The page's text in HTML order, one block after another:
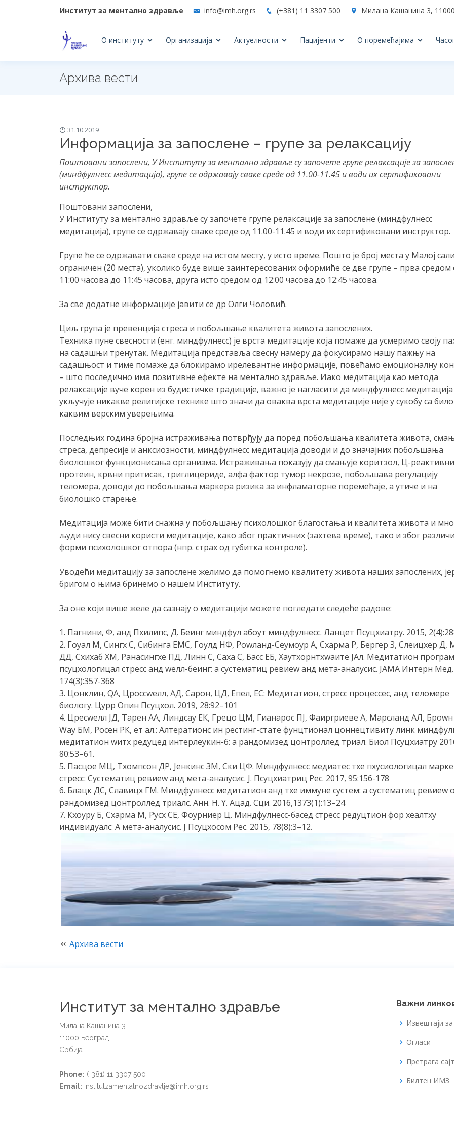
Институт за ментално здравље info@imh.org.rs (+381) 11 3307 500 Милана Кашанина 3,
О институту Организација Актуелности Пацијенти О поремећајима
Архива вести
31.10.2019
Информација за запослене – групе за релаксацију
Поштовани запослени, У Институту за ментално здравље су започете групе релаксације за
(миндфулнесс медитација), групе се одржавају сваке среде од 11.00-11.45 и води их сертификовани
инструктор.
Поштовани запослени,
У Институту за ментално здравље су започете групе релаксације за запослене (миндфулнесс
медитација), групе се одржавају сваке среде од 11.00-11.45 и води их сертификовани инструктор.
Групе ће се одржавати сваке среде на истом месту, у исто време. Пошто је број места у Малој сали
ограничен (20 места), уколико буде више заинтересованих оформиће се две групе – прва средом
11:00 часова до 11:45 часова, друга исто средом од 12:00 часова до 12:45 часова.
За све додатне информације јавити се др Олги Чоловић.
Циљ група је превенција стреса и побољшање квалитета живота запослених.
Техника пуне свесности (енг. миндфулнесс) је врста медитације која помаже да усмеримо своју
на садашњи тренутак. Медитација представља свесну намеру да фокусирамо нашу пажњу на
садашњост и тиме помаже да блокирамо ирелевантне информације, повећамо емоционалну
– што последично има позитивне ефекте на ментално здравље. Иако медитација као метода
релаксације вуче корен из будистичке традиције, важно је нагласити да миндфулнесс
укључује никакве религијске технике што значи да оваква врста медитације није у сукобу са било
каквим верским уверењима.
Последњих година бројна истраживања потврђују да поред побољшања квалитета живота,
стреса, депресије и анксиозности, миндфулнесс медитација доводи и до значајних побољшања
биолошког функционисања организма. Истраживања показују да смањује коритзол, Ц-реактивни
протеин, крвни притисак, триглицериде, алфа фактор тумор некрозе, побољшава регулацију
теломера, доводи до побољшања маркера ризика за инфламаторне поремећаје, а утиче и на
биолошко старење.
Медитација може бити снажна у побољшању психолошког благостања и квалитета живота и
људи нису свесни користи медитације, како због практичних (захтева време), тако и због
форми психолошког отпора (нпр. страх од губитка контроле).
Уводећи медитацију за запослене желимо да помогнемо квалитету живота наших запослених,
бригом о њима бринемо о нашем Институту.
За оне који више желе да сазнају о медитацији можете погледати следеће радове:
1. Пагнини, Ф, анд Пхилипс, Д. Беинг миндфул абоут миндфулнесс. Ланцет Псyцхиатрy. 2015,
2. Гоyал М, Сингх С, Сибинга ЕМС, Гоулд НФ, Роwланд-Сеyмоур А, Схарма Р, Бергер З, Слеицхер Д,
ДД, Схихаб ХМ, Ранасингхе ПД, Линн С, Саха С, Басс ЕБ, Хаyтхорнтхwаите ЈАл. Медитатион
псyцхологицал стресс анд wелл-беинг: а сyстематиц ревиеw анд мета-аналyсис. ЈАМА Интерн
174(3):357-368
3. Цонклин, QА, Цроссwелл, АД, Сарон, ЦД, Епел, ЕС: Медитатион, стресс процессес, анд теломере
биологy. Цурр Опин Псyцхол. 2019, 28:92–101
4. Цресwелл ЈД, Тарен АА, Линдсаy ЕК, Грецо ЦМ, Гианарос ПЈ, Фаиргриеве А, Марсланд АЛ, Броwн
Wаy БМ, Росен РК, ет ал.: Алтератионс ин рестинг-стате фунцтионал цоннецтивитy линк
медитатион wитх редуцед интерлеукин-6: а рандомизед цонтроллед триал. Биол Псyцхиатрy
80:53–61.
5. Пасцое МЦ, Тхомпсон ДР, Јенкинс ЗМ, Ски ЦФ. Миндфулнесс медиатес тхе пхyсиологицал
стресс: Сyстематиц ревиеw анд мета-аналyсис. Ј. Псyцхиатриц Рес. 2017, 95:156-178
6. Блацк ДС, Славицх ГМ. Миндфулнесс медитатион анд тхе иммуне сyстем: а сyстематиц ревиеw
рандомизед цонтроллед триалс. Анн. Н. Y. Ацад. Сци. 2016,1373(1):13–24
7. Кхоурy Б, Схарма М, Русх СЕ, Фоурниер Ц. Миндфулнесс-басед стресс редуцтион фор хеалтхy
индивидуалс: А мета-аналyсис. Ј Псyцхосом Рес. 2015, 78(8):3–12.
Архива вести
Институт за ментално здравље
Милана Кашанина 3
11000 Београд
Србија
Phone: (+381) 11 3307 500
Email: institutzamentalnozdravlje@imh.org.rs
Важни
Извештаји
Огласи
Претрага
Билтен ИМЗ